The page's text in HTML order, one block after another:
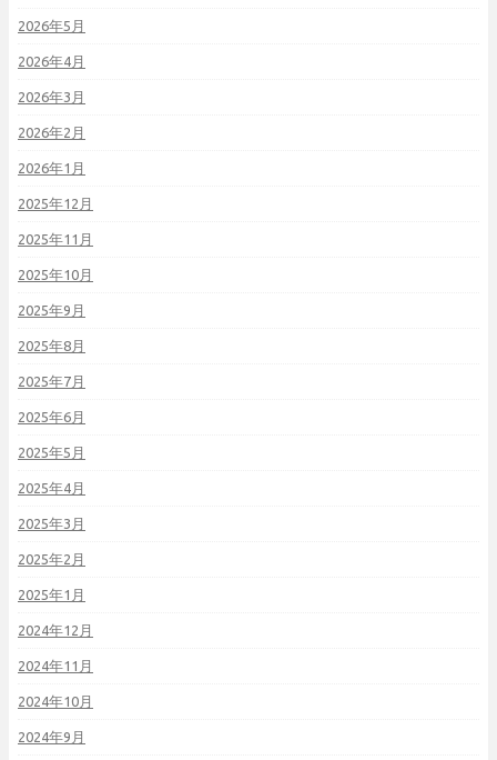
2026年5月
2026年4月
2026年3月
2026年2月
2026年1月
2025年12月
2025年11月
2025年10月
2025年9月
2025年8月
2025年7月
2025年6月
2025年5月
2025年4月
2025年3月
2025年2月
2025年1月
2024年12月
2024年11月
2024年10月
2024年9月